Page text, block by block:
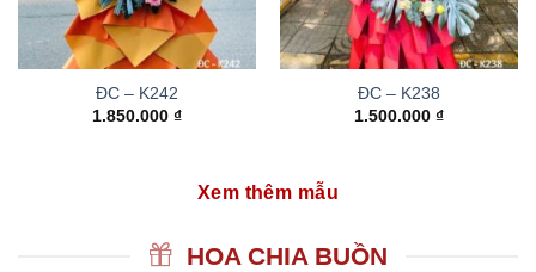
ĐC – K242
1.850.000 ₫
ĐC – K238
1.500.000 ₫
Xem thêm mẫu
HOA CHIA BUỒN